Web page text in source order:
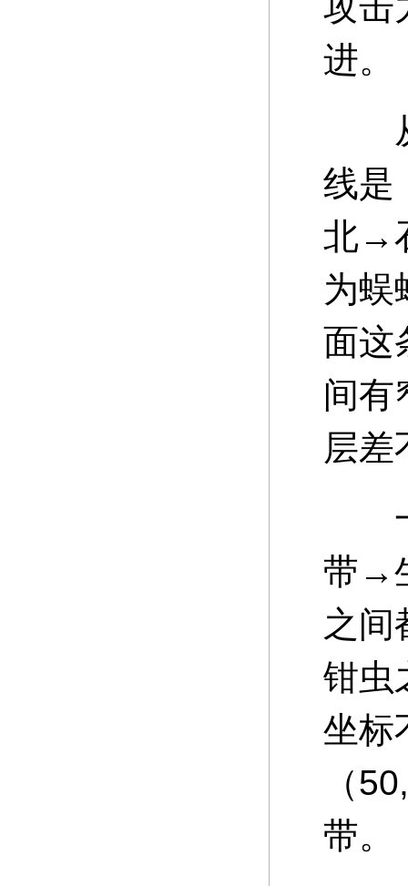
进。
从
线是
北→
为蜈
面这
间有
层差
一
带→
之间
钳虫
坐标
（
带。